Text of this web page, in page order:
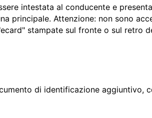
intestata al conducente e
principale. Attenzione: non sono
stampate sul fronte o sul retro
di identificazione aggiuntivo,